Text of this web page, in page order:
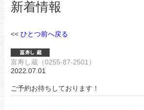
新着情報
<< ひとつ前へ戻る
富寿し蔵（0255-87-2501）
2022.07.01
ご予約お待ちしております！